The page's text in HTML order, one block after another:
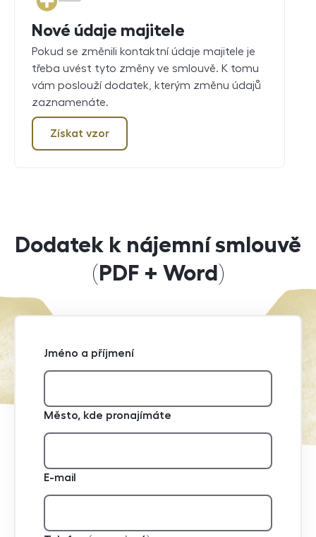
Nové údaje majitele
Pokud se změnili kontaktní údaje majitele je
třeba uvést tyto změny ve smlouvě. K tomu
vám poslouží dodatek, kterým změnu údajů
zaznamenáte.
Získat vzor
Dodatek k nájemní smlouvě
(PDF + Word)
Jméno a příjmení
Město, kde pronajímáte
E-mail